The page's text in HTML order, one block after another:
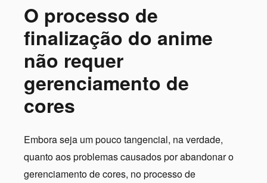
O processo de
finalização do anime
não requer
gerenciamento de
cores
Embora seja um pouco tangencial, na verdade,
quanto aos problemas causados por abandonar o
gerenciamento de cores, no processo de